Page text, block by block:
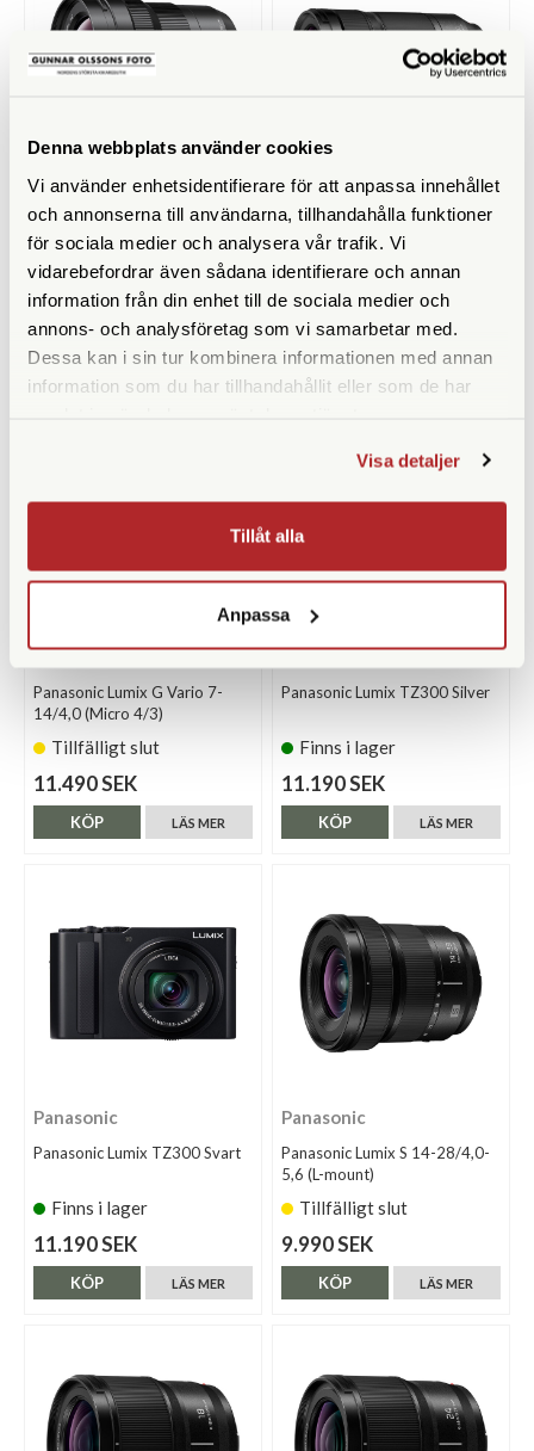
Denna webbplats använder cookies
Vi använder enhetsidentifierare för att anpassa innehållet
och annonserna till användarna, tillhandahålla funktioner
för sociala medier och analysera vår trafik. Vi
vidarebefordrar även sådana identifierare och annan
information från din enhet till de sociala medier och
annons- och analysföretag som vi samarbetar med.
Dessa kan i sin tur kombinera informationen med annan
information som du har tillhandahållit eller som de har
Visa detaljer
Tillåt alla
Anpassa
Panasonic
Elmarit 8-18 2,8-4,0 ASPH.
Tillfälligt slut
13.990 SEK
LÄS MER
KÖP
Panasonic
Panasonic Lumix S 70-300/4,5-
5,6 Macro O.I.S. (L-mount)
11.990 SEK
LÄS MER
KÖP
Panasonic
Panasonic Lumix G Vario 7-
14/4,0 (Micro 4/3)
Tillfälligt slut
11.490 SEK
LÄS MER
KÖP
Panasonic
Panasonic Lumix TZ300 Silver
Finns i lager
11.190 SEK
LÄS MER
KÖP
Panasonic
Panasonic Lumix TZ300 Svart
Finns i lager
11.190 SEK
LÄS MER
KÖP
Panasonic
Panasonic Lumix S 14-28/4,0-
5,6 (L-mount)
Tillfälligt slut
9.990 SEK
LÄS MER
KÖP